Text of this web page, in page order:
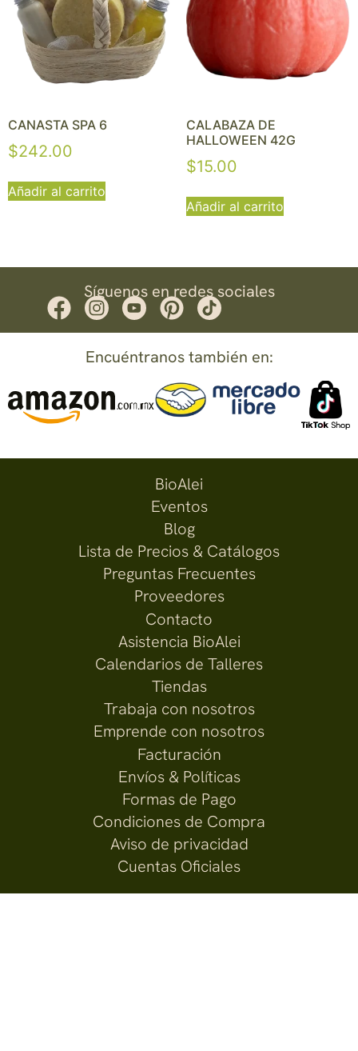
CANASTA SPA 6
$242.00
Añadir al carrito
CALABAZA DE
HALLOWEEN 42G
$15.00
Añadir al carrito
Síguenos en redes sociales
Encuéntranos también en:
BioAlei
Eventos
Blog
Lista de Precios & Catálogos
Preguntas Frecuentes
Proveedores
Contacto
Asistencia BioAlei
Calendarios de Talleres
Tiendas
Trabaja con nosotros
Emprende con nosotros
Facturación
Envíos & Políticas
Formas de Pago
Condiciones de Compra
Aviso de privacidad
Cuentas Oficiales